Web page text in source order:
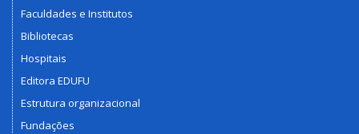
Faculdades e Institutos
Bibliotecas
Hospitais
Editora EDUFU
Estrutura organizacional
Fundações